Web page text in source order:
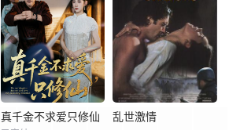
真千金不求爱只修仙 乱世激情